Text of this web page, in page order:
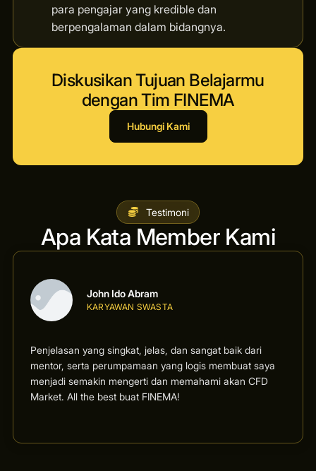
Diskusikan Tujuan Belajarmu
dengan Tim FINEMA
Hubungi Kami
para pengajar yang kredible dan
berpengalaman dalam bidangnya.
Testimoni
Apa Kata Member Kami
John Ido Abram
KARYAWAN SWASTA
Penjelasan yang singkat, jelas, dan sangat baik dari
mentor, serta perumpamaan yang logis membuat saya
menjadi semakin mengerti dan memahami akan CFD
Market. All the best buat FINEMA!